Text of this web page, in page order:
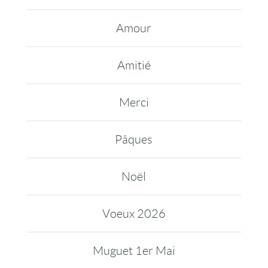
Amour
Amitié
Merci
Pâques
Noël
Voeux 2026
Muguet 1er Mai